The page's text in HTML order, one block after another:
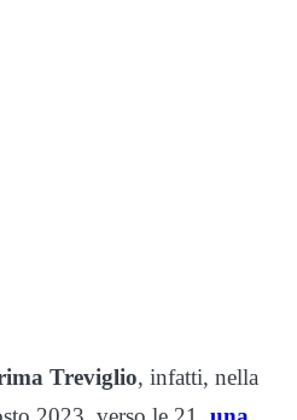
Treviglio, infatti, nella